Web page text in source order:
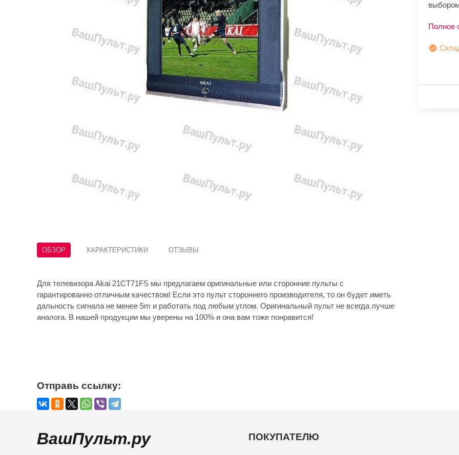
ОБЗОР ХАРАКТЕРИСТИКИ ОТЗЫВЫ
Для телевизора Akai 21CT71FS мы предлагаем оригинальные или сторонние пульты с
гарантированно отличным качеством! Если это пульт стороннего производителя, то он будет иметь
дальность сигнала не менее 5m и работать под любым углом. Оригинальный пульт не всегда лучше
аналога. В нашей продукции мы уверены на 100% и она вам тоже понравится!
Полное
Отправь ссылку:
ВашПульт.ру ПОКУПАТЕЛЮ